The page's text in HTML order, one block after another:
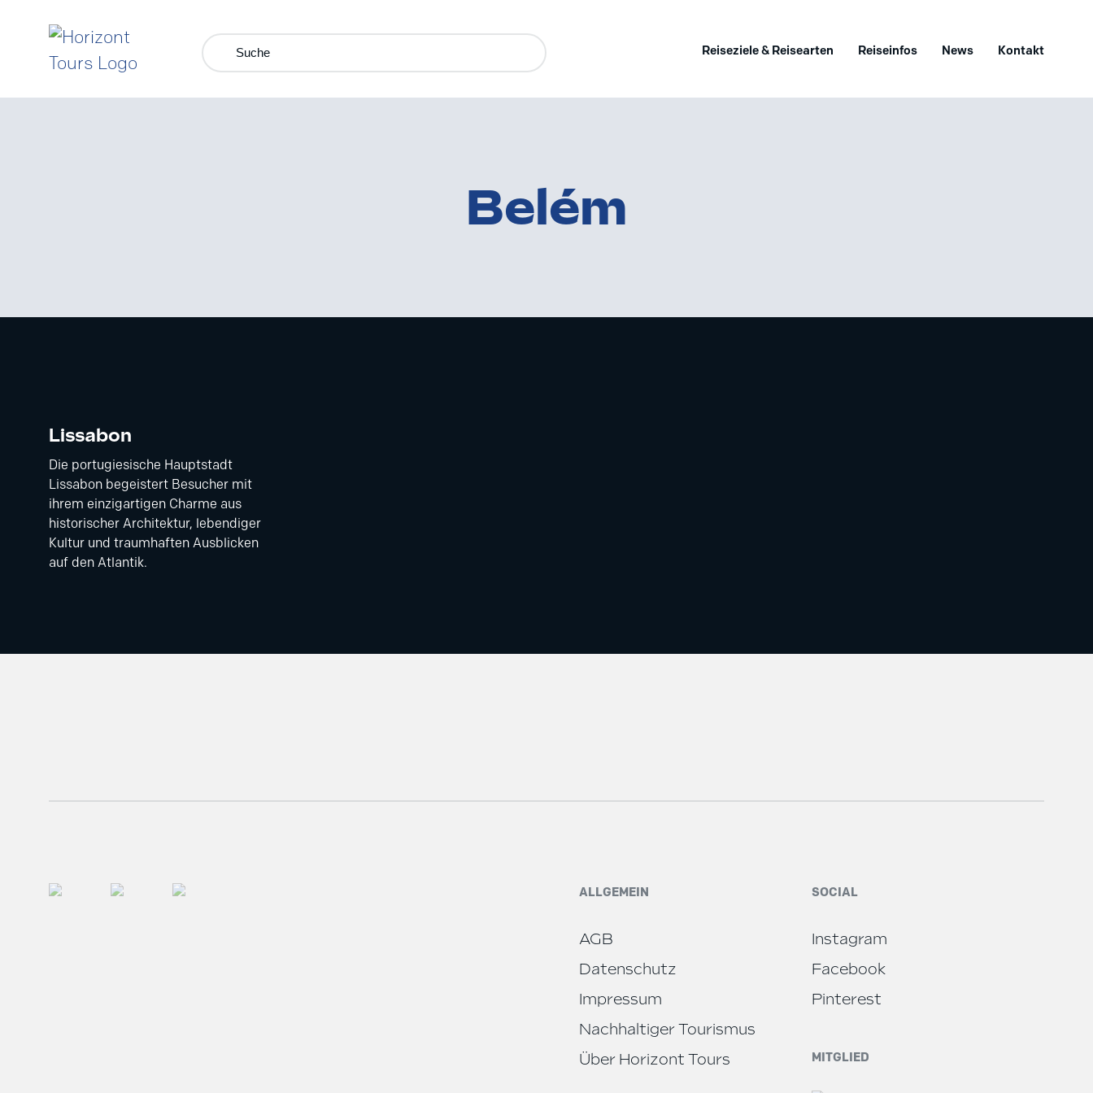
Reiseziele & Reisearten Reiseinfos News Kontakt
Belém
Lissabon
Die portugiesische Hauptstadt
Lissabon begeistert Besucher mit
ihrem einzigartigen Charme aus
historischer Architektur, lebendiger
Kultur und traumhaften Ausblicken
auf den Atlantik.
ALLGEMEIN
AGB
Datenschutz
Impressum
Nachhaltiger Tourismus
Über Horizont Tours
SOCIAL
Instagram
Facebook
Pinterest
MITGLIED